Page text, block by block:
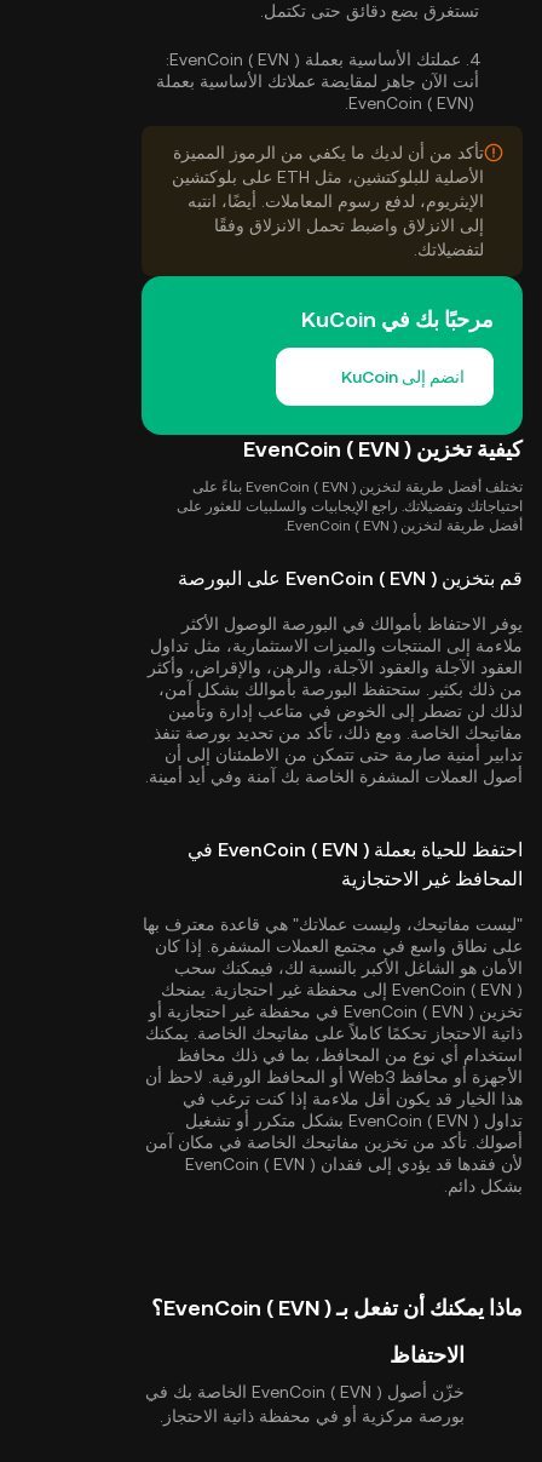
تستغرق بضع دقائق حتى تكتمل.
4. عملتك الأساسية بعملة EvenCoin ( EVN ):
أنت الآن جاهز لمقايضة عملاتك الأساسية بعملة
تأكد من أن لديك ما يكفي من الرموز المميزة
الأصلية للبلوكتشين، مثل ETH على بلوكتشين
الإيثريوم، لدفع رسوم المعاملات. أيضًا، انتبه
إلى الانزلاق واضبط تحمل الانزلاق وفقًا
لتفضيلاتك.
مرحبًا بك في KuCoin
انضم إلى KuCoin
كيفية تخزين EvenCoin ( EVN )
تختلف أفضل طريقة لتخزين EvenCoin ( EVN ) بناءً على
احتياجاتك وتفضيلاتك. راجع الإيجابيات والسلبيات للعثور على
أفضل طريقة لتخزين EvenCoin ( EVN ).
قم بتخزين EvenCoin ( EVN ) على البورصة
يوفر الاحتفاظ بأموالك في البورصة الوصول الأكثر
ملاءمة إلى المنتجات والميزات الاستثمارية، مثل تداول
العقود الآجلة والعقود الآجلة، والرهن، والإقراض، وأكثر
من ذلك بكثير. ستحتفظ البورصة بأموالك بشكل آمن،
لذلك لن تضطر إلى الخوض في متاعب إدارة وتأمين
مفاتيحك الخاصة. ومع ذلك، تأكد من تحديد بورصة تنفذ
تدابير أمنية صارمة حتى تتمكن من الاطمئنان إلى أن
أصول العملات المشفرة الخاصة بك آمنة وفي أيد أمينة.
احتفظ للحياة بعملة EvenCoin ( EVN ) في
المحافظ غير الاحتجازية
"ليست مفاتيحك، وليست عملاتك" هي قاعدة معترف بها
على نطاق واسع في مجتمع العملات المشفرة. إذا كان
الأمان هو الشاغل الأكبر بالنسبة لك، فيمكنك سحب
EvenCoin ( EVN ) إلى محفظة غير احتجازية. يمنحك
تخزين EvenCoin ( EVN ) في محفظة غير احتجازية أو
ذاتية الاحتجاز تحكمًا كاملاً على مفاتيحك الخاصة. يمكنك
استخدام أي نوع من المحافظ، بما في ذلك محافظ
الأجهزة أو محافظ Web3 أو المحافظ الورقية. لاحظ أن
هذا الخيار قد يكون أقل ملاءمة إذا كنت ترغب في
تداول EvenCoin ( EVN ) بشكل متكرر أو تشغيل
أصولك. تأكد من تخزين مفاتيحك الخاصة في مكان آمن
لأن فقدها قد يؤدي إلى فقدان EvenCoin ( EVN )
بشكل دائم.
ماذا يمكنك أن تفعل بـ EvenCoin ( EVN )؟
الاحتفاظ
خزّن أصول EvenCoin ( EVN ) الخاصة بك في
بورصة مركزية أو في محفظة ذاتية الاحتجاز.